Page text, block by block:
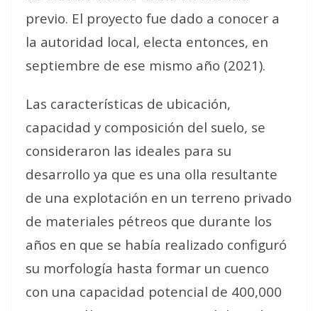
previo. El proyecto fue dado a conocer a
la autoridad local, electa entonces, en
septiembre de ese mismo año (2021).
Las características de ubicación,
capacidad y composición del suelo, se
consideraron las ideales para su
desarrollo ya que es una olla resultante
de una explotación en un terreno privado
de materiales pétreos que durante los
años en que se había realizado configuró
su morfología hasta formar un cuenco
con una capacidad potencial de 400,000